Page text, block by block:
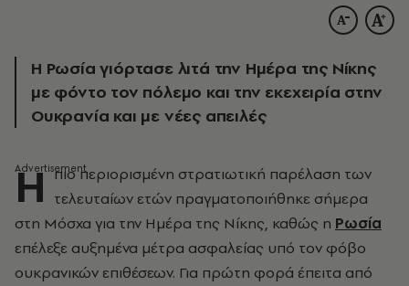
Η Ρωσία γιόρτασε λιτά την Ημέρα της Νίκης
με φόντο τον πόλεμο και την εκεχειρία στην
Ουκρανία και με νέες απειλές
Η πιο περιορισμένη στρατιωτική παρέλαση των
τελευταίων ετών πραγματοποιήθηκε σήμερα
στη Μόσχα για την Ημέρα της Νίκης, καθώς η Ρωσία
επέλεξε αυξημένα μέτρα ασφαλείας υπό τον φόβο
ουκρανικών επιθέσεων. Για πρώτη φορά έπειτα από